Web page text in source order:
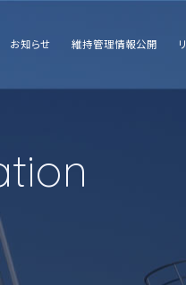
お知らせ 維持管理情報公開